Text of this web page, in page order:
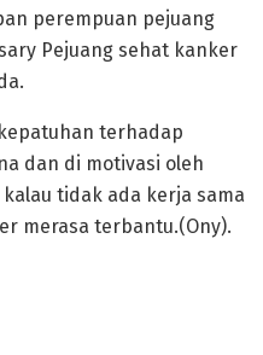
perempuan pejuang
Pejuang sehat kanker
terhadap
dan di motivasi oleh
tidak ada kerja sama
merasa terbantu.(Ony).